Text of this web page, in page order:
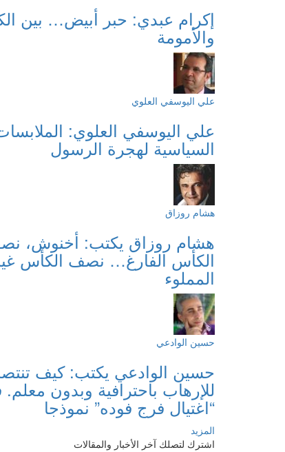
إكرام عبدي: حبر أبيض… بين
والأمومة
علي اليوسفي العلوي
علي اليوسفي العلوي:
السياسية لهجرة الرسول
هشام روزاق
هشام روزاق يكتب: أخنوش،
الكأس الفارغ… نصف الكأس
المملوء
حسين الوادعي
حسين الوادعي يكتب: كيف
للإرهاب باحترافية وبدون معلم.
“اغتيال فرج فوده” نموذجا
المزيد
اشترك لتصلك آخر الأخبار والمقالات